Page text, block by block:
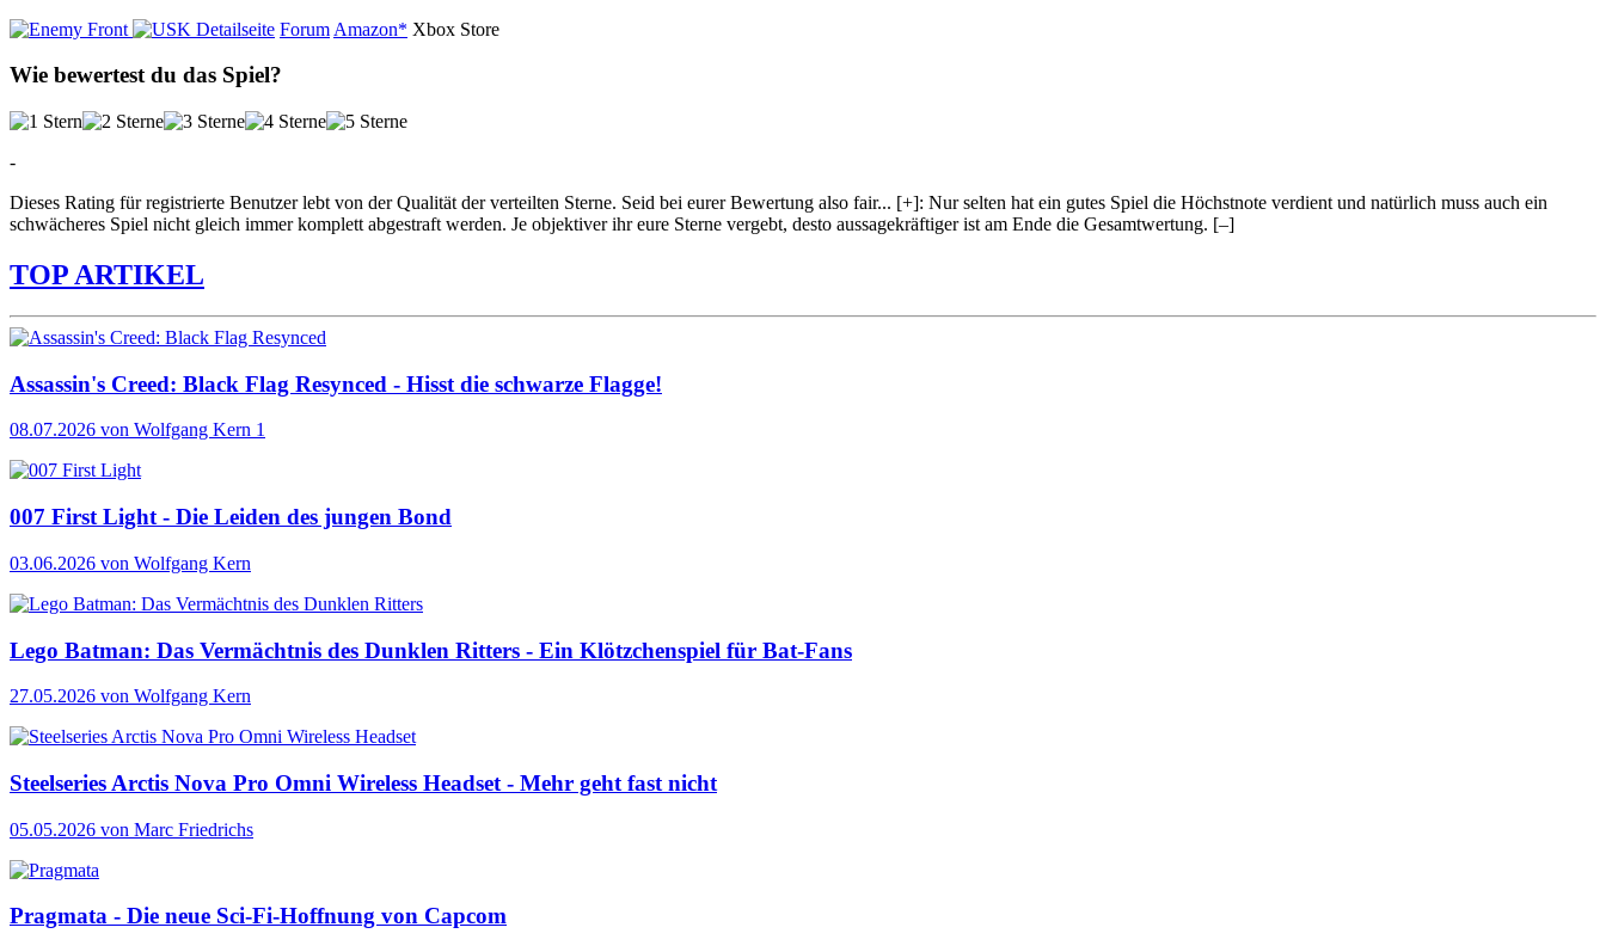
Detailseite Forum Amazon* Xbox Store
Wie bewertest du das Spiel?
-
Dieses Rating für registrierte Benutzer lebt von der Qualität der verteilten Sterne. Seid bei eurer Bewertung also fair... [+]: Nur selten hat ein gutes Spiel die Höchstnote verdient und natürlich muss auch ein
schwächeres Spiel nicht gleich immer komplett abgestraft werden. Je objektiver ihr eure Sterne vergebt, desto aussagekräftiger ist am Ende die Gesamtwertung. [–]
TOP ARTIKEL
Assassin's Creed: Black Flag Resynced - Hisst die schwarze Flagge!
08.07.2026 von Wolfgang Kern 1
007 First Light - Die Leiden des jungen Bond
03.06.2026 von Wolfgang Kern
Lego Batman: Das Vermächtnis des Dunklen Ritters - Ein Klötzchenspiel für Bat-Fans
27.05.2026 von Wolfgang Kern
Steelseries Arctis Nova Pro Omni Wireless Headset - Mehr geht fast nicht
05.05.2026 von Marc Friedrichs
Pragmata - Die neue Sci-Fi-Hoffnung von Capcom